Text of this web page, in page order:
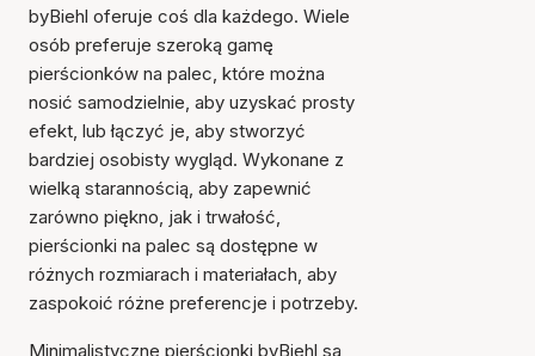
byBiehl oferuje coś dla każdego. Wiele
osób preferuje szeroką gamę
pierścionków na palec, które można
nosić samodzielnie, aby uzyskać prosty
efekt, lub łączyć je, aby stworzyć
bardziej osobisty wygląd. Wykonane z
wielką starannością, aby zapewnić
zarówno piękno, jak i trwałość,
pierścionki na palec są dostępne w
różnych rozmiarach i materiałach, aby
zaspokoić różne preferencje i potrzeby.
Minimalistyczne pierścionki byBiehl są